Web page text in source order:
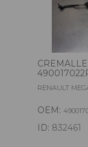
RENAULT
OEM:
ID: 832461